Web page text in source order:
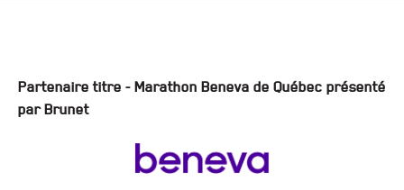
Partenaire titre - Marathon Beneva de Québec présenté
par Brunet